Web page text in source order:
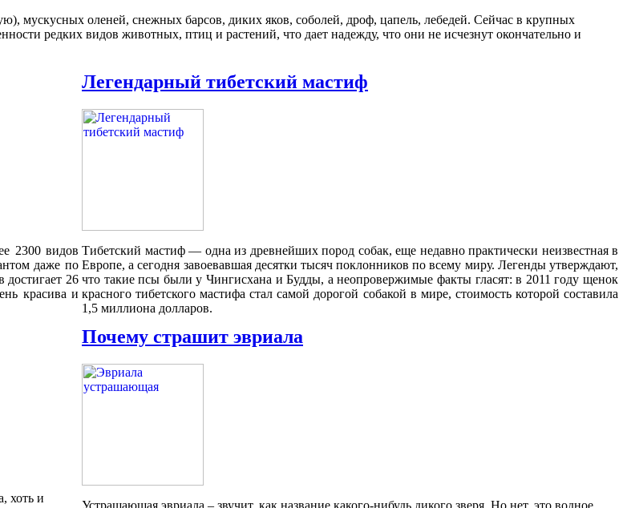
мускусных оленей, снежных барсов, диких яков, соболей, дроф, цапель, лебедей. Сейчас в крупных
редких видов животных, птиц и растений, что дает надежду, что они не исчезнут окончательно и
2300 видов
даже по
26
красива и
Легендарный тибетский мастиф
Тибетский мастиф — одна из древнейших пород собак, еще недавно практически неизвестная в
Европе, а сегодня завоевавшая десятки тысяч поклонников по всему миру. Легенды утверждают,
что такие псы были у Чингисхана и Будды, а неопровержимые факты гласят: в 2011 году щенок
красного тибетского мастифа стал самой дорогой собакой в мире, стоимость которой составила
1,5 миллиона долларов.
хоть и
Почему страшит эвриала
Устрашающая эвриала – звучит, как название какого-нибудь дикого зверя. Но нет, это водное